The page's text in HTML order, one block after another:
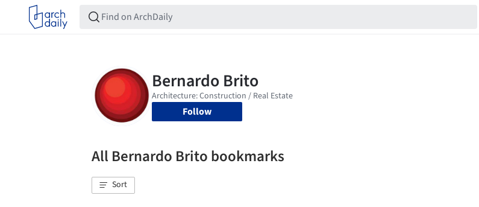
Follow
All Bernardo Brito bookmarks
Sort